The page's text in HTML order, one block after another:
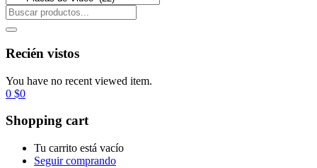
Recién vistos
You have no recent viewed item.
0 $0
Shopping cart
Tu carrito está vacío
Seguir comprando